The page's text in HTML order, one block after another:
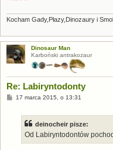
Kocham Gady,Płazy,Dinozaury i
Dinosaur Man
Karboński antrakozaur
Re: Labiryntodonty
P17 marca 2015, o 13:31
deinocheir pisze:
Od Labiryntodontów